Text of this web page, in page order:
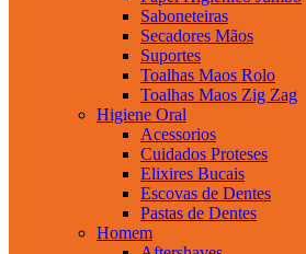
Saboneteiras
Secadores Mãos
Suportes
Toalhas Maos Rolo
Toalhas Maos Zig Zag
Higiene Oral
Acessorios
Cuidados Proteses
Elixires Bucais
Escovas de Dentes
Pastas de Dentes
Homem